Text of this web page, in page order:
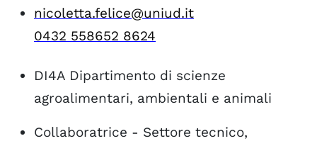
nicoletta.felice@uniud.it
0432 558652 8624
DI4A Dipartimento di scienze
agroalimentari, ambientali e animali
Collaboratrice - Settore tecnico,